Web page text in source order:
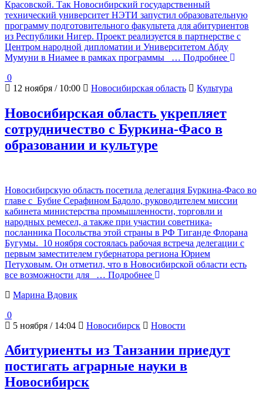
Красовской. Так Новосибирский государственный
технический университет НЭТИ запустил образовательную
программу подготовительного факультета для абитуриентов
из Республики Нигер. Проект реализуется в партнерстве с
Центром народной дипломатии и Университетом Абду
Мумуни в Ниамее в рамках программы
… Подробнее
0
12 ноября / 10:00
Новосибирская область Культура
Новосибирская область укрепляет
сотрудничество с Буркина-Фасо в
образовании и культуре
Новосибирскую область посетила делегация Буркина-Фасо во
главе с Бубие Серафином Бадоло, руководителем миссии
кабинета министерства промышленности, торговли и
народных ремесел, а также при участии советника-
посланника Посольства этой страны в РФ Тиганде Флорана
Бугумы. 10 ноября состоялась рабочая встреча делегации с
первым заместителем губернатора региона Юрием
Петуховым. Он отметил, что в Новосибирской области есть
все возможности для
… Подробнее
Марина Вдовик
0
5 ноября / 14:04
Новосибирск Новости
Абитуриенты из Танзании приедут
постигать аграрные науки в
Новосибирск